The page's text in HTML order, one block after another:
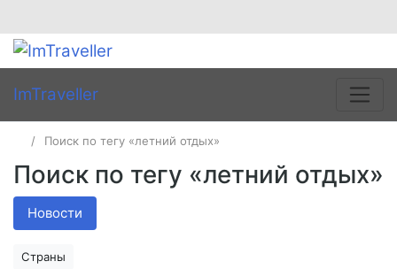
ImTraveller
Поиск по тегу «летний отдых»
Поиск по тегу «летний отдых»
Новости
Страны